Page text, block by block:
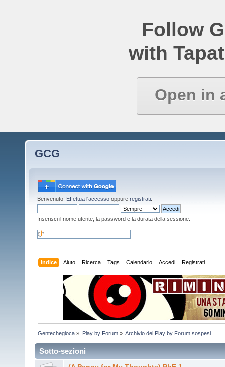
Follow
with
Open in
GCG
Benvenuto! Effettua l'accesso oppure registrati
Inserisci il nome utente, la password e la durata della sessione.
Indice Aiuto Ricerca Tags Calendario Accedi Registrati
Gentechegioca » Play by Forum» Archivio dei Play by Forum sospesi
Sotto-sezioni